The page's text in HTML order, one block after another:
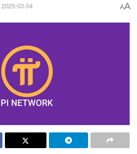
2025-03-04 AA